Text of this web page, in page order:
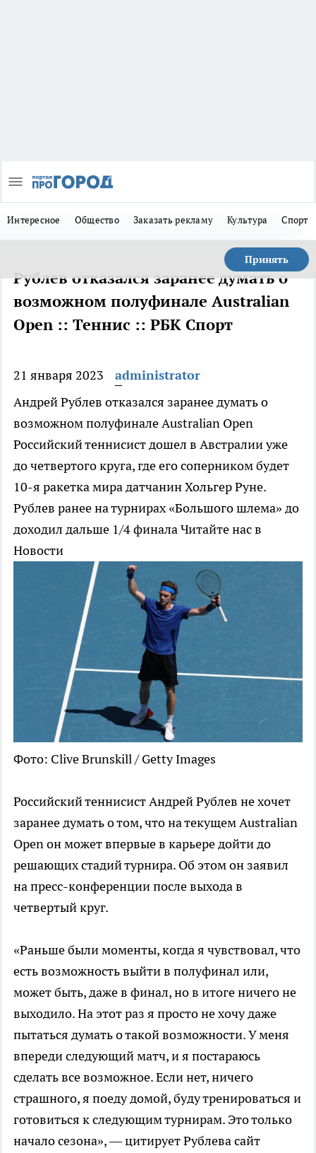
Интересное Общество Заказать рекламу Культура Спорт
Принять
Рублев отказался заранее думать о
возможном полуфинале Australian
Open :: Теннис :: РБК Спорт
21 января 2023
administrator
Андрей Рублев отказался заранее думать о
возможном полуфинале Australian Open
Российский теннисист дошел в Австралии уже
до четвертого круга, где его соперником будет
10-я ракетка мира датчанин Хольгер Руне.
Рублев ранее на турнирах «Большого шлема» до
доходил дальше 1/4 финалаЧитайте нас в
Новости
Фото: Clive Brunskill / Getty Images
Российский теннисист Андрей Рублев не хочет
заранее думать о том, что на текущем Australian
Open он может впервые в карьере дойти до
решающих стадий турнира. Об этом он заявил
на пресс-конференции после выхода в
четвертый круг.
«Раньше были моменты, когда я чувствовал, что
есть возможность выйти в полуфинал или,
может быть, даже в финал, но в итоге ничего не
выходило. На этот раз я просто не хочу даже
пытаться думать о такой возможности. У меня
впереди следующий матч, и я постараюсь
сделать все возможное. Если нет, ничего
страшного, я поеду домой, буду тренироваться и
готовиться к следующим турнирам. Это только
начало сезона», — цитирует Рублева сайт